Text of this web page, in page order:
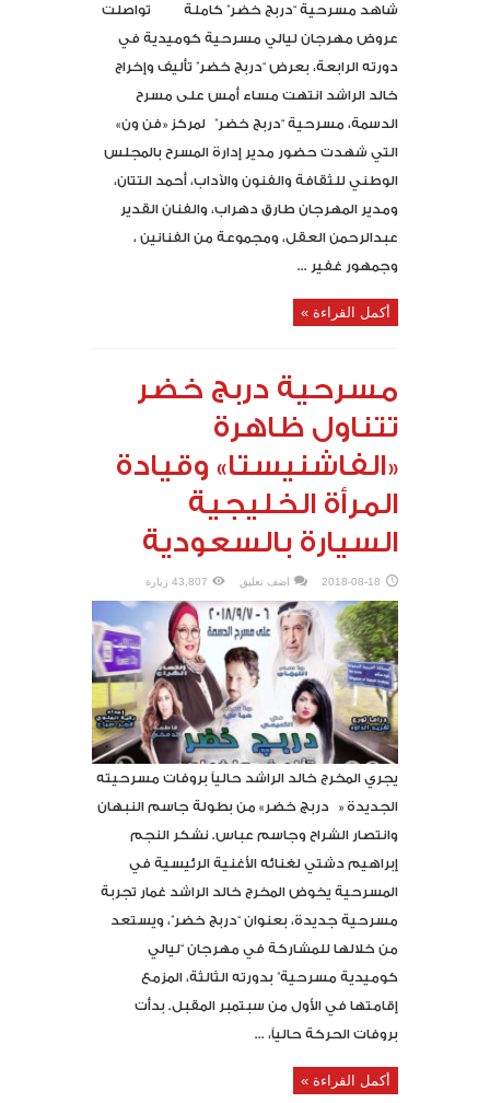
شاهد مسرحية “دربج خضر” كاملة تواصلت
عروض مهرجان ليالي مسرحية كوميدية في
دورته الرابعة، بعرض “دربج خضر” تأليف وإخراج
خالد الراشد انتهت مساء أمس على مسرح
الدسمة، مسرحية “دربج خضر” لمركز «فن ون»
التي شهدت حضور مدير إدارة المسرح بالمجلس
الوطني للثقافة والفنون والآداب، أحمد التتان،
ومدير المهرجان طارق دهراب، والفنان القدير
عبدالرحمن العقل، ومجموعة من الفنانين ،
وجمهور غفير ...
أكمل القراءة »
مسرحية دربج خضر
تتناول ظاهرة
«الفاشنيستا» وقيادة
المرأة الخليجية
السيارة بالسعودية
2018-08-18 اضف تعليق 43,807 زيارة
يجري المخرج خالد الراشد حالياً بروفات مسرحيته
الجديدة « دربچ خضر» من بطولة جاسم النبهان
وانتصار الشراح وجاسم عباس. نشكر النجم
إبراهيم دشتي لغنائه الأغنية الرئيسية في
المسرحية يخوض المخرج خالد الراشد غمار تجربة
مسرحية جديدة، بعنوان “دربج خضر”، ويستعد
من خلالها للمشاركة في مهرجان “ليالي
كوميدية مسرحية” بدورته الثالثة، المزمع
إقامتها في الأول من سبتمبر المقبل. بدأت
بروفات الحركة حالياً، ...
أكمل القراءة »